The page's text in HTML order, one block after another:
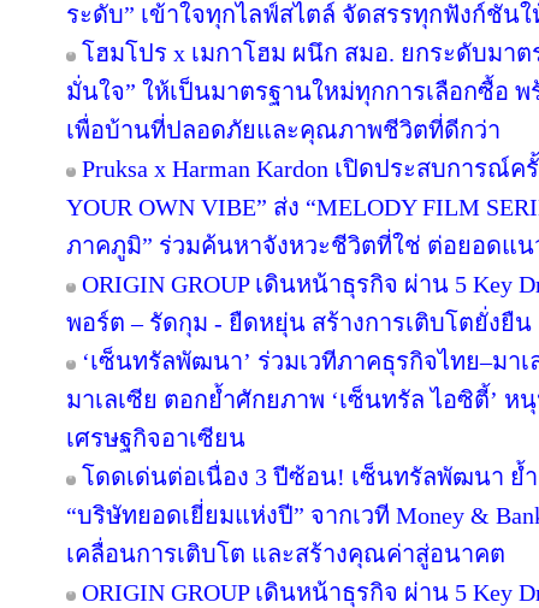
ระดับ” เข้าใจทุกไลฟ์สไตล์ จัดสรรทุกฟังก์ชัน
โฮมโปร x เมกาโฮม ผนึก สมอ. ยกระดับมา
มั่นใจ” ให้เป็นมาตรฐานใหม่ทุกการเลือกซื้อ
เพื่อบ้านที่ปลอดภัยและคุณภาพชีวิตที่ดีกว่า
Pruksa x Harman Kardon เปิดประสบการณ์
YOUR OWN VIBE” ส่ง “MELODY FILM
ภาคภูมิ” ร่วมค้นหาจังหวะชีวิตที่ใช่ ต่อยอดแน
ORIGIN GROUP เดินหน้าธุรกิจ ผ่าน 5 Key
พอร์ต – รัดกุม - ยืดหยุ่น สร้างการเติบโตยั่งยื
‘เซ็นทรัลพัฒนา’ ร่วมเวทีภาคธุรกิจไทย–มา
มาเลเซีย ตอกย้ำศักยภาพ ‘เซ็นทรัล ไอซิตี้’
เศรษฐกิจอาเซียน
โดดเด่นต่อเนื่อง 3 ปีซ้อน! เซ็นทรัลพัฒนา ย้ำ
“บริษัทยอดเยี่ยมแห่งปี” จากเวที Money &
เคลื่อนการเติบโต และสร้างคุณค่าสู่อนาคต
ORIGIN GROUP เดินหน้าธุรกิจ ผ่าน 5 Key